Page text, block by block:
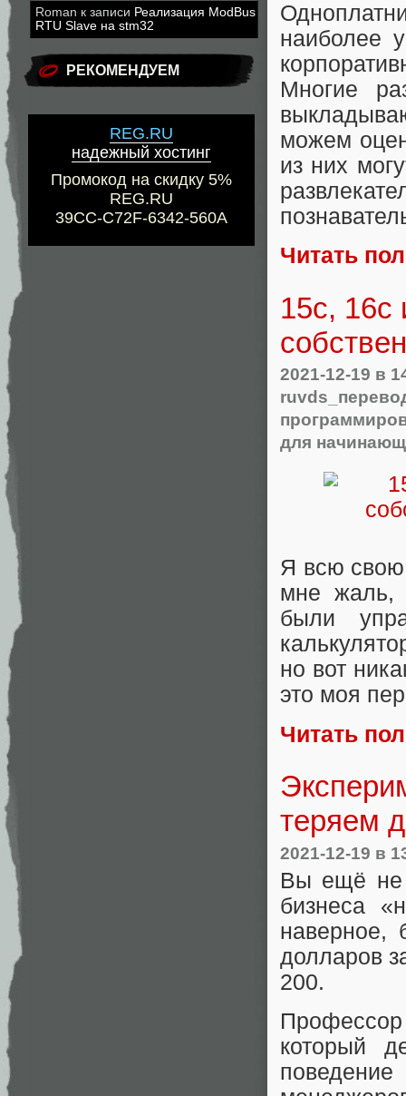
Roman к записи Реализация ModBus
RTU Slave на stm32
РЕКОМЕНДУЕМ
REG.RU
надежный хостинг
Промокод на скидку 5%
REG.RU
39CC-C72F-6342-560A
наиболее
Многие
можем
из них
Читать
15с, 16c
2021-12-19 в
для
Я всю
мне
были
но вот
это моя
Читать
теряем
2021-12-19 в
Вы ещё не
бизнеса
наверное,
долларов
200.
который